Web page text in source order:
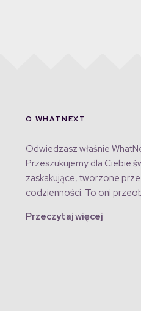
O WHATNEXT
Odwiedzasz właśnie
Przeszukujemy dla Ciebie
zaskakujące, tworzone
codzienności. To oni
Przeczytaj więcej